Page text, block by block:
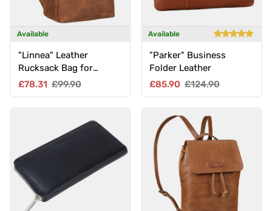
Available
"Linnea" Leather
Rucksack Bag for
Women
Sale price
£78.31 Regular price
£99.90
Available
"Parker" Business
Folder Leather
Sale price
£85.90 Regular price
£124.90